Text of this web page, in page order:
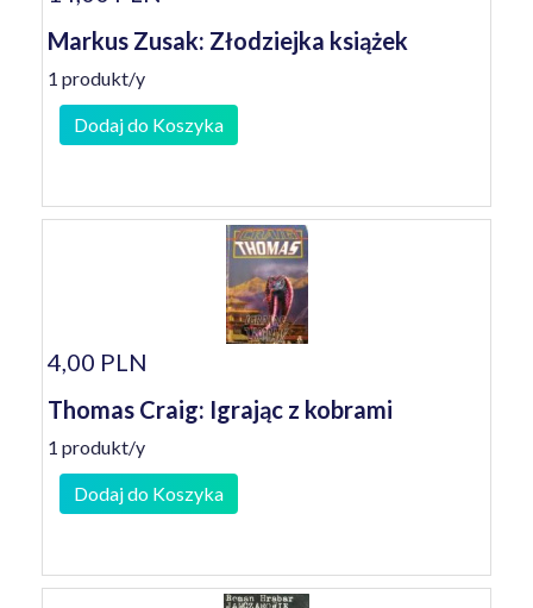
Markus Zusak: Złodziejka książek
1 produkt/y
Dodaj do Koszyka
4,00 PLN
Thomas Craig: Igrając z kobrami
1 produkt/y
Dodaj do Koszyka